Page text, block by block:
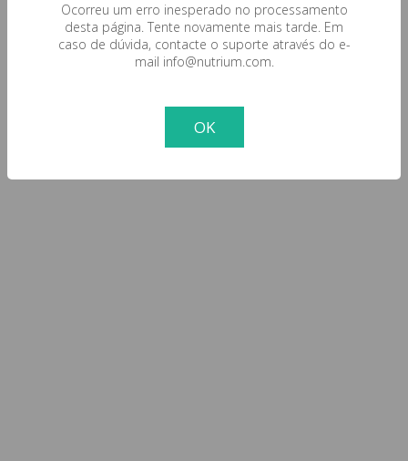
Ocorreu um erro inesperado no processamento
desta página. Tente novamente mais tarde. Em
caso de dúvida, contacte o suporte através do e-
mail info@nutrium.com.
OK